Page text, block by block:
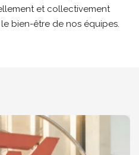
et collectivement
bien-être de nos équipes.